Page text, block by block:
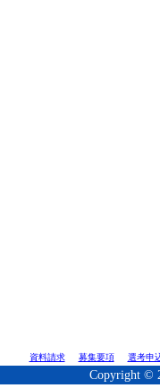
資料請求 募集要項 選考申
Copyright ©